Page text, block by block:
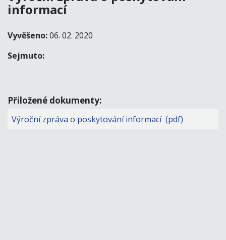
informací
Vyvěšeno:06. 02. 2020
Sejmuto:
Přiložené dokumenty:
Výroční zpráva o poskytování informací (pdf)